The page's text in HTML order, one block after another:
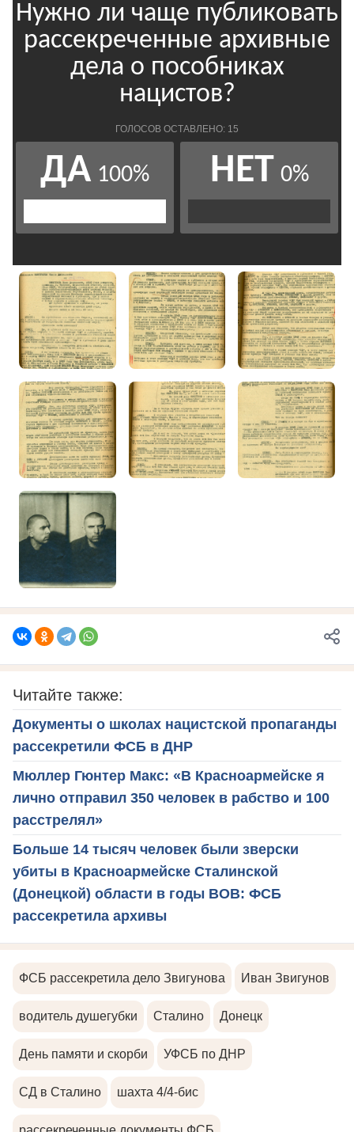
Читайте также:
Документы о школах нацистской пропаганды
рассекретили ФСБ в ДНР
Мюллер Гюнтер Макс: «В Красноармейске я
лично отправил 350 человек в рабство и 100
расстрелял»
Больше 14 тысяч человек были зверски
убиты в Красноармейске Сталинской
(Донецкой) области в годы ВОВ: ФСБ
рассекретила архивы
ФСБ рассекретила дело Звигунова Иван Звигунов
водитель душегубки Сталино Донецк
День памяти и скорби УФСБ по ДНР
СД в Сталино шахта 4/4-бис